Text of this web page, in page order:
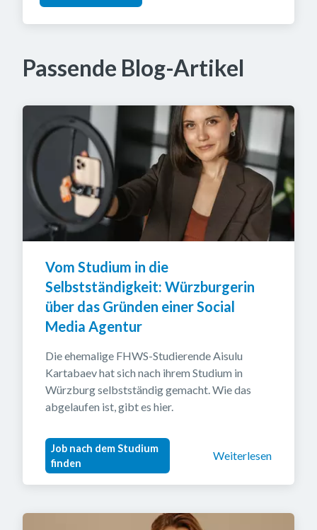
Passende Blog-Artikel
Vom Studium in die
Selbstständigkeit: Würzburgerin
über das Gründen einer Social
Media Agentur
Die ehemalige FHWS-Studierende Aisulu
Kartabaev hat sich nach ihrem Studium in
Würzburg selbstständig gemacht. Wie das
abgelaufen ist, gibt es hier.
Job nach dem Studium
finden
Weiterlesen